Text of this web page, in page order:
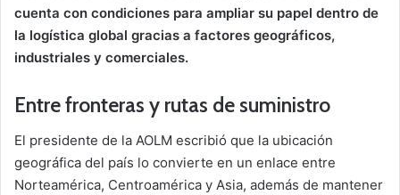
cuenta con condiciones para ampliar su papel dentro de
la logística global gracias a factores geográficos,
industriales y comerciales.
Entre fronteras y rutas de suministro
El presidente de la AOLM escribió que la ubicación
geográfica del país lo convierte en un enlace entre
Norteamérica, Centroamérica y Asia, además de mantener